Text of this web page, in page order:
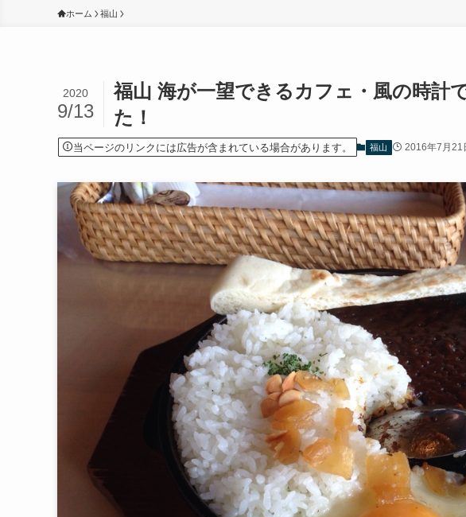
ホーム 福山
福山 海が一望できるカフェ・風の時計
た！
2020
9/13
当ページのリンクには広告が含まれている場合があります。 福山 2016年7月21